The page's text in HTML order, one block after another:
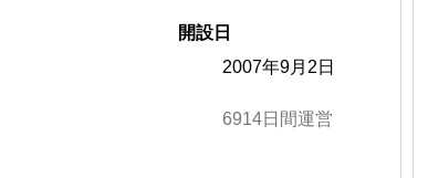
開設日
2007年9月2日
6914日間運営